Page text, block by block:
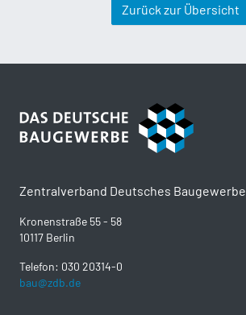
Zurück zur Übersicht
Zentralverband Deutsches Baugewerbe
Kronenstraße 55 - 58
10117 Berlin
Telefon: 030 20314-0
bau@zdb.de